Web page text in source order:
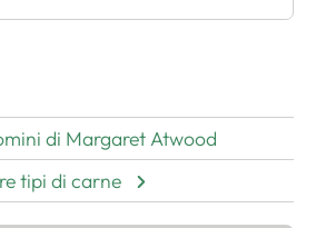
di Margaret Atwood
tipi di carne